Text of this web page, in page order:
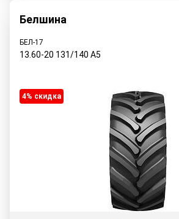
Белшина
БЕЛ-17
13.60-20 131/140 A5
4% cкидка